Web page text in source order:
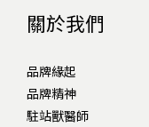
關於我們
品牌緣起
品牌精神
駐站獸醫師